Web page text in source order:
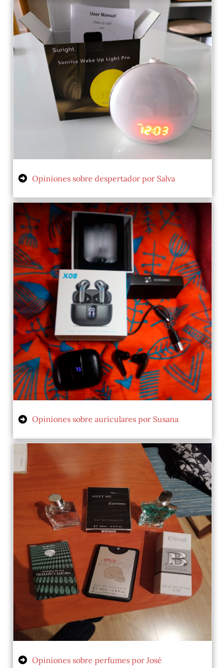
Opiniones sobre despertador por Salva
Opiniones sobre auriculares por Susana
Opiniones sobre perfumes por José